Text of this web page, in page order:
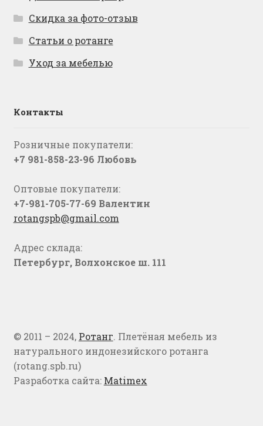
Скидка за фото-отзыв
Статьи о ротанге
Уход за мебелью
Контакты
Розничные покупатели:
+7 981-858-23-96 Любовь
Оптовые покупатели:
+7-981-705-77-69 Валентин
rotangspb@gmail.com
Адрес склада:
Петербург, Волхонское ш. 111
© 2011 – 2024, Ротанг. Плетёная мебель из
натурального индонезийского ротанга
(rotang.spb.ru)
Разработка сайта: Matimex